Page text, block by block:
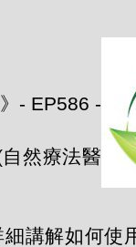
- EP586 -
然療法醫
講解如何使